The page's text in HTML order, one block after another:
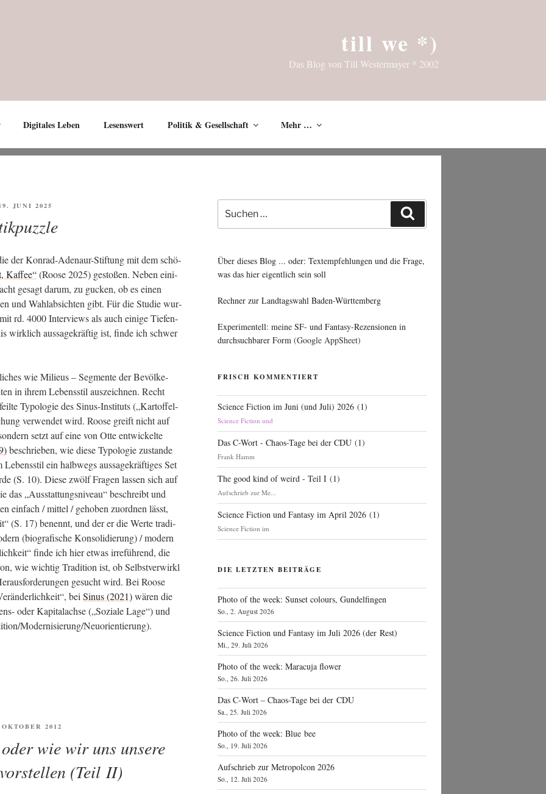
till we *)
Das Blog von Till Westermayer * 2002
Digitales Leben Lesenswert Politik & Gesellschaft Mehr …
JUNI 2025
der Kon­rad-Ade­naur-Stif­tung mit dem schö­
Kaf­fee“(Roo­se 2025) gesto­ßen. Neben eini­
gesagt dar­um, zu gucken, ob es einen
und Wahl­ab­sich­ten gibt. Für die Stu­die wur­
rd. 4000 Inter­views als auch eini­ge Tie­fen­
wirk­lich aus­sa­ge­kräf­tig ist, fin­de ich schwer
wie Milieus – Seg­men­te der Bevöl­ke­
in ihrem Lebens­stil aus­zeich­nen. Recht
Typo­lo­gie des Sinus-Insti­tuts („Kar­tof­fel­
ver­wen­det wird. Roo­se greift nicht auf
setzt auf eine von Otte ent­wi­ckel­te
beschrie­ben, wie die­se Typo­lo­gie zustan­de
ein halb­wegs aus­sa­ge­kräf­ti­ges Set
(S. 10). Die­se zwölf Fra­gen las­sen sich auf
das „Aus­stat­tungs­ni­veau“ beschreibt und
ein­fach / mit­tel / geho­ben zuord­nen lässt,
(S. 17) benennt, und der er die Wer­te tra­di­
(bio­gra­fi­sche Kon­so­li­die­rung) / modern
fin­de ich hier etwas irre­füh­rend, die
wie wich­tig Tra­di­ti­on ist, ob Selbst­ver­wirk­l
gesucht wird. Bei Roo­se
bei Sinus (2021)wären die
oder Kapi­tal­ach­se („Sozia­le Lage“) und
Modernisierung/Neuorientierung).
2012
wie wir uns unsere
(Teil II)
Suche
nach:
Über dieses Blog ... oder: Textempfehlungen und die Frage,
was das hier eigentlich sein soll
Rechner zur Landtagswahl Baden-Württemberg
Experimentell: meine SF- und Fantasy-Rezensionen in
durchsuchbarer Form (Google AppSheet)
FRISCH KOMMENTIERT
Science Fiction im Juni (und Juli) 2026 (1)
Science Fiction und
Das C-Wort - Chaos-Tage bei der CDU (1)
Frank Hamm
The good kind of weird - Teil I (1)
Aufschrieb zur Me...
Science Fiction und Fantasy im April 2026 (1)
Science Fiction im
DIE LETZTEN BEITRÄGE
Photo of the week: Sunset colours, Gundelfingen
So., 2. August 2026
Science Fiction und Fantasy im Juli 2026 (der Rest)
Mi., 29. Juli 2026
Photo of the week: Maracuja flower
So., 26. Juli 2026
Das C‑Wort – Chaos-Tage bei der CDU
Sa., 25. Juli 2026
Photo of the week: Blue bee
So., 19. Juli 2026
Aufschrieb zur Metropolcon 2026
So., 12. Juli 2026